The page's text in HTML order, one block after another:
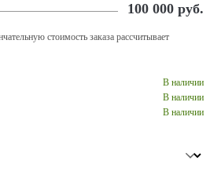
100 000 руб.
стоимость заказа рассчитывает
В наличии
В наличии
В наличии